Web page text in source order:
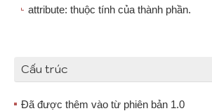
attribute: thuộc tính của thành phần.
Cấu trúc
Đã được thêm vào từ phiên bản 1.0